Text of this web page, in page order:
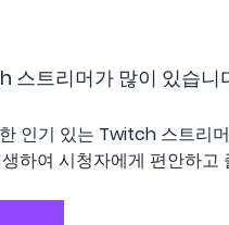
트리머가 많이 있습니
인기 있는 Twitch 스트리
하여 시청자에게 편안하고